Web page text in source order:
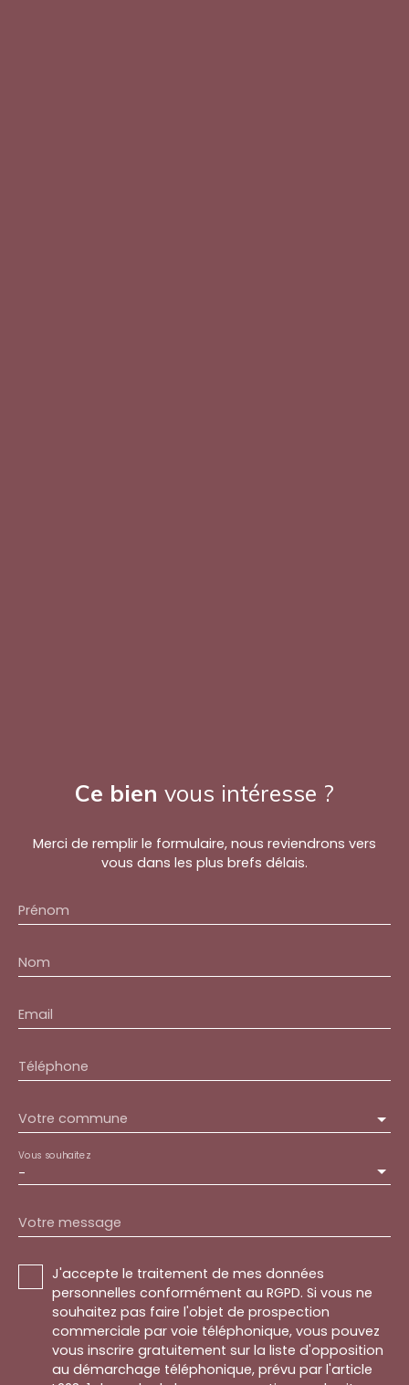
Ce bien vous intéresse ?
Merci de remplir le formulaire, nous reviendrons vers
vous dans les plus brefs délais.
Prénom
Nom
Email
Téléphone
Votre commune
-
Vous souhaitez
Votre message
J'accepte le traitement de mes données
personnelles conformément au RGPD. Si vous ne
souhaitez pas faire l'objet de prospection
commerciale par voie téléphonique, vous pouvez
vous inscrire gratuitement sur la liste d'opposition
au démarchage téléphonique, prévu par l'article